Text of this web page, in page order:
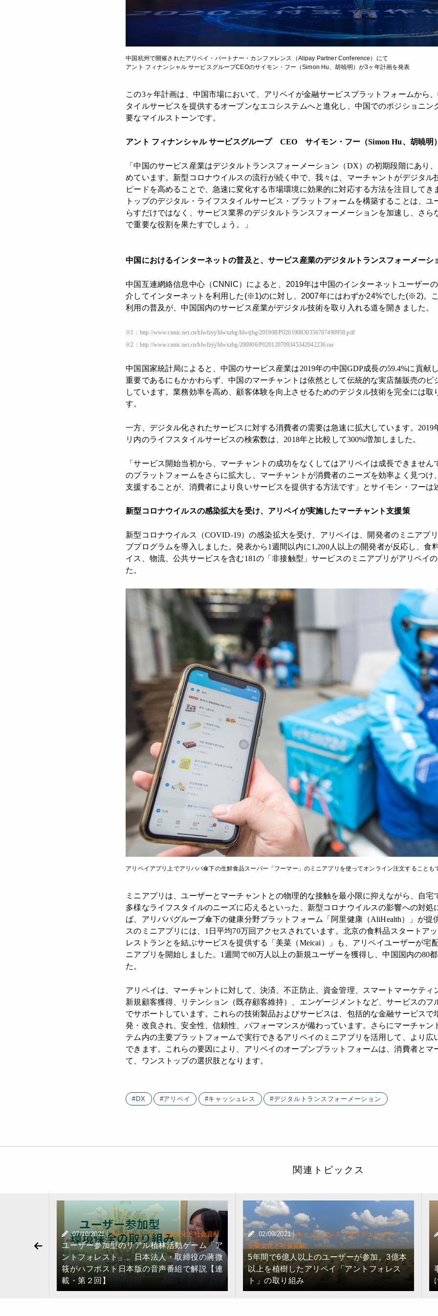
中国杭州で開催されたアリペイ・パートナー・カンファレンス（Alipay Partner Conference）にて
アント フィナンシャル サービスグループCEOのサイモン・フー（Simon Hu、胡暁明）が3ヶ年計画を発表
この3ヶ年計画は、中国市場において、アリペイが金融サービスプラットフォームから
タイルサービスを提供するオープンなエコシステムへと進化し、中国でのポジショニン
要なマイルストーンです。
アント フ ィナンシャル サービスグループ CEO サイモン・フー（Simon Hu、胡暁明
「中国のサービス産業はデジタルトランスフォーメーション（DX）の初期段階にあり
めています。新型コロナウイルスの流行が続く中で、我々は、マーチャントがデジタル
ピードを高めることで、急速に変化する市場環境に効果的に対応する方法を注目してき
トップのデジタル・ライフスタイルサービス・プラットフォームを構築することは、ユ
らすだけではなく、サービス業界のデジタルトランスフォーメーションを加速し、さら
で重要な役割を果たすでしょう。」
中国におけるインターネットの普及と、サービス産業のデジタルトランスフォーメーシ
中国互連網絡信息中心（CNNIC）によると、2019年は中国のインターネットユーザー
介してインターネットを利用した(※1)のに対し、2007年にはわずか24%でした(※2)。
利用の普及が、中国国内のサービス産業がデジタル技術を取り入れる道を開きました。
※1： http://www.cnnic.net.cn/hlwfzyj/hlwxzbg/hlwtjbg/201908/P020190830356787490958.pdf
※2： http://www.cnnic.net.cn/hlwfzyj/hlwxzbg/200906/P020120709345342042236.rar
中国国家統計局によると、中国のサービス産業は2019年の中国GDP成長の59.4%に貢献
重要であるにもかかわらず、中国のマーチャントは依然として伝統的な実店舗販売のビ
しています。業務効率を高め、顧客体験を向上させるためのデジタル技術を完全には取
す。
一方、デジタル化されたサービスに対する消費者の需要は急速に拡大しています。2019
リ内のライフスタイルサービスの検索数は、2018年と比較して300%増加しました。
「サービス開始当初から、マーチャントの成功をなくしてはアリペイは成長できませ
のプラットフォームをさらに拡大し、マーチャントが消費者のニーズを効率よく見つけ
支援することが、消費者により良いサービスを提供する方法です」とサイモン・フーは
新型コロナウイルスの感染拡大を受け、アリペイが実施したマーチャント支援策
新型コロナウイルス（COVID-19）の感染拡大を受け、アリペイは、開発者のミニアプ
ブプログラムを導入しました。発表から1週間以内に1,200人以上の開発者が反応し、食
イス、物流、公共サービスを含む181の「非接触型」サービスのミニアプリがアリペイ
た。
アリペイアプリ上でアリババ傘下の生鮮食品スーパー「フーマー」のミニアプリを使ってオンライン注文することも
ミニアプリは、ユーザーとマーチャントとの物理的な接触を最小限に抑えながら、自宅
多様なライフスタイルのニーズに応えるといった、新型コロナウイルスの影響への対処
ば、アリババグループ傘下の健康分野プラットフォーム「阿里健康（AliHealth）」が提
スのミニアプリには、1日平均70万回アクセスされています。北京の食料品スタートア
レストランとを結ぶサービスを提供する「美菜（Meicai）」も、アリペイユーザーが宅
ニアプリを開始しました。1週間で80万人以上の新規ユーザーを獲得し、中国国内の80
た。
アリペイは、マーチャントに対して、決済、不正防止、資金管理、スマートマーケティ
新規顧客獲得、リテンション（既存顧客維持）、エンゲージメントなど、サービスのフ
でサポートしています。これらの技術製品およびサービスは、包括的な金融サービスで
発・改良され、安全性、信頼性、パフォーマンスが備わっています。さらにマーチャン
テム内の主要プラットフォームで実行できるアリペイのミニアプリを活用して、より広
できます。これらの要因により、アリペイのオープンプラットフォームは、消費者とマ
て、ワンストップの選択肢となります。
DX アリペイ キャッシュレス デジタルトランスフォーメーション
関連トピックス
07/10/2021 | キャッシュレス·企業文化と社会貢献
ユーザー参加型のリアル植林活動ゲーム「ア
ントフォレスト」。日本法人・取締役の蔣微
筱がハフポスト日本版の音声番組で解説【連
載・第２回】
02/09/2021 | キャッシュレス·サステナビリティ ·
企業文化と社会貢献
5年間で6億人以上のユーザーが参加。3億本
以上を植樹したアリペイ「アントフォレス
ト」の取り組み